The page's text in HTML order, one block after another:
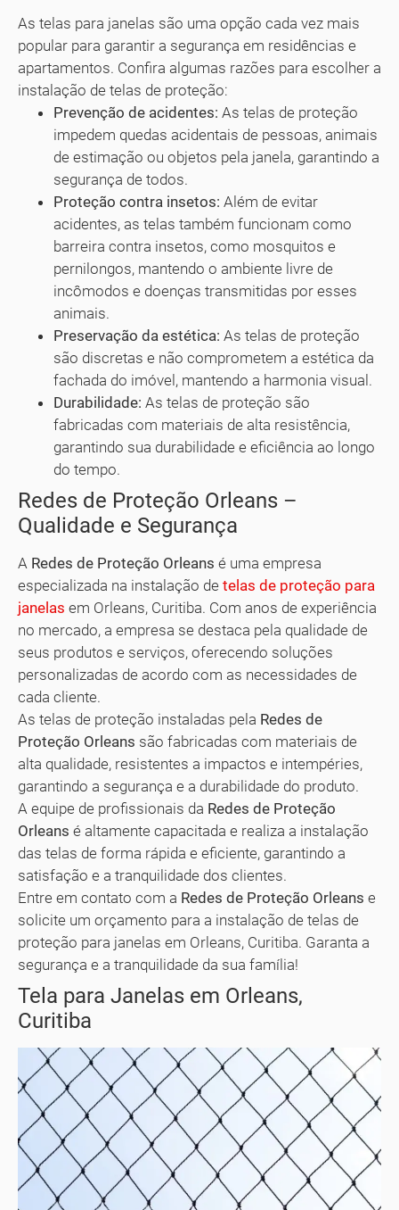
As telas para janelas são uma opção cada vez mais
popular para garantir a segurança em residências e
apartamentos. Confira algumas razões para escolher a
instalação de telas de proteção:
Prevenção de acidentes: As telas de proteção
impedem quedas acidentais de pessoas, animais
de estimação ou objetos pela janela, garantindo a
segurança de todos.
Proteção contra insetos: Além de evitar
acidentes, as telas também funcionam como
barreira contra insetos, como mosquitos e
pernilongos, mantendo o ambiente livre de
incômodos e doenças transmitidas por esses
animais.
Preservação da estética: As telas de proteção
são discretas e não comprometem a estética da
fachada do imóvel, mantendo a harmonia visual.
Durabilidade: As telas de proteção são
fabricadas com materiais de alta resistência,
garantindo sua durabilidade e eficiência ao longo
do tempo.
Redes de Proteção Orleans –
Qualidade e Segurança
A Redes de Proteção Orleans é uma empresa
especializada na instalação de telas de proteção para
janelas em Orleans, Curitiba. Com anos de experiência
no mercado, a empresa se destaca pela qualidade de
seus produtos e serviços, oferecendo soluções
personalizadas de acordo com as necessidades de
cada cliente.
As telas de proteção instaladas pela Redes de
Proteção Orleans são fabricadas com materiais de
alta qualidade, resistentes a impactos e intempéries,
garantindo a segurança e a durabilidade do produto.
A equipe de profissionais da Redes de Proteção
Orleans é altamente capacitada e realiza a instalação
das telas de forma rápida e eficiente, garantindo a
satisfação e a tranquilidade dos clientes.
Entre em contato com a Redes de Proteção Orleans e
solicite um orçamento para a instalação de telas de
proteção para janelas em Orleans, Curitiba. Garanta a
segurança e a tranquilidade da sua família!
Tela para Janelas em Orleans,
Curitiba